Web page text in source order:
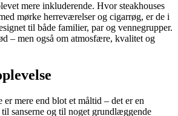
mere inkluderende. Hvor steakhouses
mørke herreværelser og cigarrøg, er de i
til både familier, par og vennegrupper.
– men også om atmosfære, kvalitet og
er mere end blot et måltid – det er en
sanserne og til noget grundlæggende